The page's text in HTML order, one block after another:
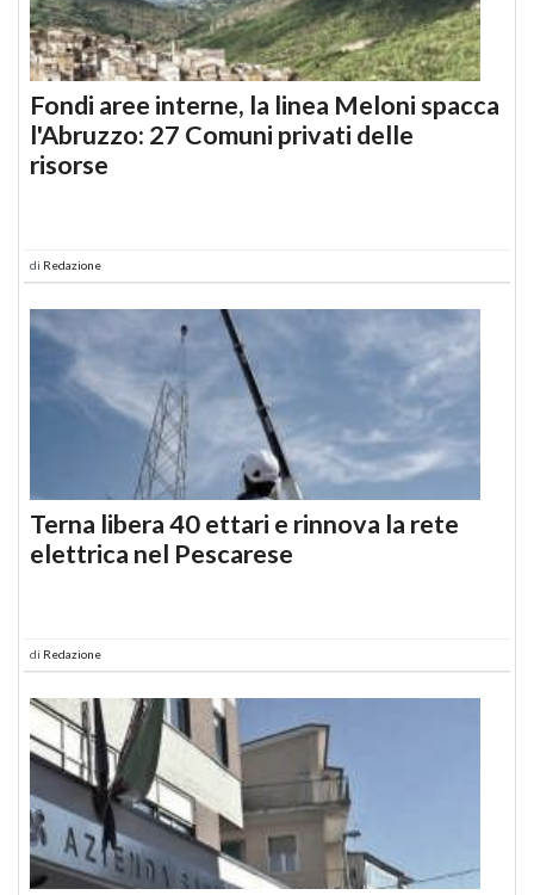
Fondi aree interne, la linea Meloni spacca
l'Abruzzo: 27 Comuni privati delle
risorse
di Redazione
Terna libera 40 ettari e rinnova la rete
elettrica nel Pescarese
di Redazione